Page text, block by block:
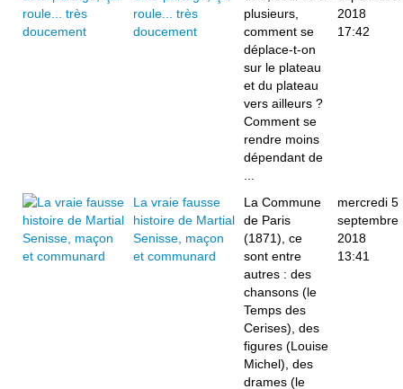
roule... très
doucement
plusieurs,
comment se
déplace-t-on
sur le plateau
et du plateau
vers ailleurs ?
Comment se
rendre moins
dépendant de
2018
17:42
La vraie fausse
histoire de Martial
Senisse, maçon
et communard
La Commune
de Paris
(1871), ce
sont entre
autres : des
chansons (le
Temps des
Cerises), des
figures (Louise
Michel), des
drames (le
mercredi 5
septembre
2018
13:41